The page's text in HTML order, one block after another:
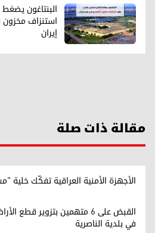
البنتاغون
استنزاف
إيران
مقالة ذات صلة
الأجهزة الأمنية العراقية تفكّك خلية
القبض على 6 متهمين بتزوير
في بلدية الناصرية